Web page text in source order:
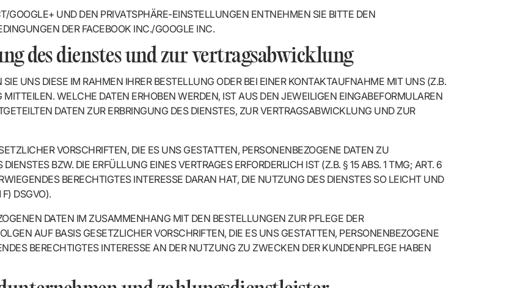
GOOGLE+ UND DEN PRIVATSPHÄRE-EINSTELLUNGEN ENTNEHMEN SIE BITTE DEN
DER FACEBOOK INC./GOOGLE INC.
des dienstes und zur vertragsabwicklung
UNS DIESE IM RAHMEN IHRER BESTELLUNG ODER BEI EINER KONTAKTAUFNAHME MIT UNS (Z.B.
WELCHE DATEN ERHOBEN WERDEN, IST AUS DEN JEWEILIGEN EINGABEFORMULAREN
DATEN ZUR ERBRINGUNG DES DIENSTES, ZUR VERTRAGSABWICKLUNG UND ZUR
VORSCHRIFTEN, DIE ES UNS GESTATTEN, PERSONENBEZOGENE DATEN ZU
BZW. DIE ERFÜLLUNG EINES VERTRAGES ERFORDERLICH IST (Z.B. § 15 ABS. 1 TMG; ART. 6
BERECHTIGTES INTERESSE DARAN HAT, DIE NUTZUNG DES DIENSTES SO LEICHT UND
DSGVO).
DATEN IM ZUSAMMENHANG MIT DEN BESTELLUNGEN ZUR PFLEGE DER K
AUF BASIS GESETZLICHER VORSCHRIFTEN, DIE ES UNS GESTATTEN, PERSONENBEZOGENE D
BERECHTIGTES INTERESSE AN DER NUTZUNG ZU ZWECKEN DER KUNDENPFLEGE HABEN (